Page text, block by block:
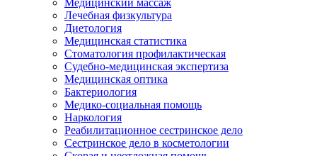
Медицинский массаж
Лечебная физкультура
Диетология
Медицинская статистика
Стоматология профилактическая
Судебно-медицинская экспертиза
Медицинская оптика
Бактериология
Медико-социальная помощь
Наркология
Реабилитационное сестринское дело
Сестринское дело в косметологии